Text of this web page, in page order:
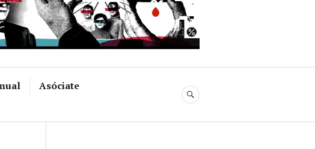
Asóciate
BUSCAR